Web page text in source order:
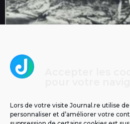
Lors de votre visite Journal.re utilise
personnaliser et d’améliorer votre
Il y a 63 ans, le cyclone
Réunion : retour sur un
météorologique